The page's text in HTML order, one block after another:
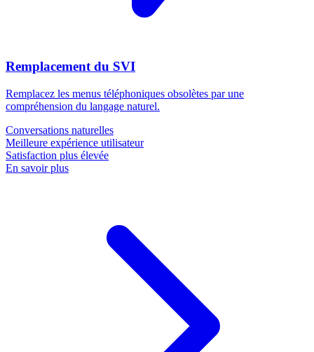
Remplacement du SVI
Remplacez les menus téléphoniques obsolètes par une
compréhension du langage naturel.
Conversations naturelles
Meilleure expérience utilisateur
Satisfaction plus élevée
En savoir plus